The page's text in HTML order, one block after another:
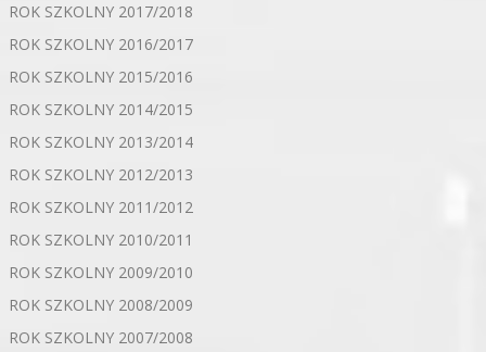
ROK SZKOLNY 2017/2018
ROK SZKOLNY 2016/2017
ROK SZKOLNY 2015/2016
ROK SZKOLNY 2014/2015
ROK SZKOLNY 2013/2014
ROK SZKOLNY 2012/2013
ROK SZKOLNY 2011/2012
ROK SZKOLNY 2010/2011
ROK SZKOLNY 2009/2010
ROK SZKOLNY 2008/2009
ROK SZKOLNY 2007/2008